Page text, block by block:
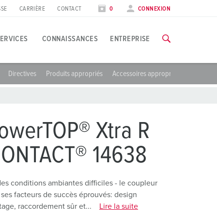
CARRIÈRE CONTACT 0 CONNEXION
automobile
logistiques
VERS LES FORMATIONS
CONNAISSANCES ENTREPRISE
Directives Produits appropriés Accessoires appropriés
Xtra R
14638
conditions ambiantes difficiles - le coupleur
facteurs de succès éprouvés: design
raccordement sûr et...
Lire la suite